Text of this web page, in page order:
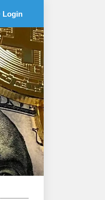
Login